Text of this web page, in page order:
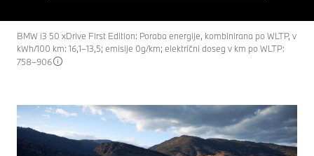
BMW i3 50 xDrive First Edition: Poraba energije, kombinirana po WLTP, v
kWh/100 km: 16,1–13,5; emisije 0g/km; električni doseg v km po WLTP:
758–906